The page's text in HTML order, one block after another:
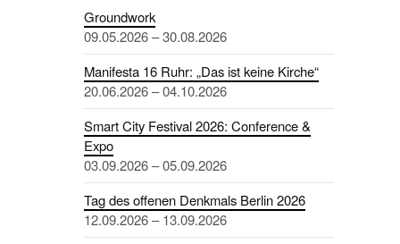
Groundwork
09.05.2026 – 30.08.2026
Manifesta 16 Ruhr: „Das ist keine Kirche“
20.06.2026 – 04.10.2026
Smart City Festival 2026: Conference &
Expo
03.09.2026 – 05.09.2026
Tag des offenen Denkmals Berlin 2026
12.09.2026 – 13.09.2026